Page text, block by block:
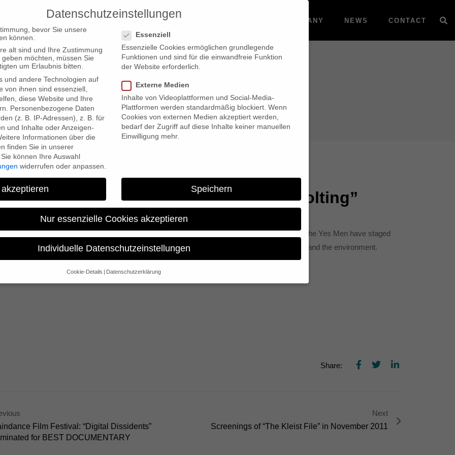
PRODUCTIONS COMPANY NEWS CONTACT
Men are Revolting”
DVD release – “The Yes Men are Revolting”
Men are Revolting” is now available on DVD! For the last 20 years, the notorious activists The Yes Men have staged
and hilarious hoaxes to draw international attention to corporate crimes against humanity and the environment.
– and also the perfect Christmas gift for all procrastinative revolutionaries!
Share:
Film Festival: “Digital Dissidents”
for BEST DOCUMENTARY
Next
Screenings of “The Kleist File” in November 2011
Datenschutzeinstellungen
bevor Sie unsere
können.
alt sind und Ihre Zustimmung
möchten, müssen Sie
um Erlaubnis bitten.
und andere Technologien auf
von ihnen sind essenziell,
diese Website und Ihre
Personenbezogene Daten
(z. B. IP-Adressen), z. B. für
und Inhalte oder Anzeigen-
Informationen über die
finden Sie in unserer
Sie können Ihre Auswahl
widerrufen oder anpassen.
Essenziell
Essenzielle Cookies ermöglichen grundlegende
Funktionen und sind für die einwandfreie Funktion
der Website erforderlich.
Externe Medien
Inhalte von Videoplattformen und Social-Media-
Plattformen werden standardmäßig blockiert. Wenn
Cookies von externen Medien akzeptiert werden,
bedarf der Zugriff auf diese Inhalte keiner manuellen
Einwilligung mehr.
Speichern
Nur essenzielle Cookies akzeptieren
Individuelle Datenschutzeinstellungen
Cookie-Details Datenschutzerklärung
Datenschutzeinstellungen
grundlegende Funktionen und sind für die einwandfreie Funktion der Website erforderlich.